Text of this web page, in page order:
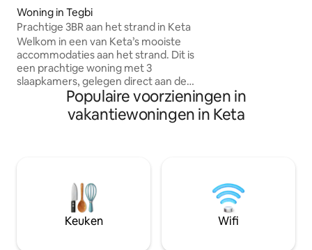
Woning in Tegbi
Prachtige 3BR aan het strand in Keta
Welkom in een van Keta’s mooiste
accommodaties aan het strand. Dit is
een prachtige woning met 3
slaapkamers, gelegen direct aan de
kustlijn en ontworpen voor ontspannen
ochtenden, avonden met het gouden
uur en zorgeloze stranddagen. Vanaf
je hier nu bent voor een gezinsuitje, een
vriendenweekend of een rustig
moment voor jezelf, deze woning biedt
je privacy, ruimte en een plek op de
Populaire voorzieningen in
vakantiewoningen in Keta
Keuken Wifi